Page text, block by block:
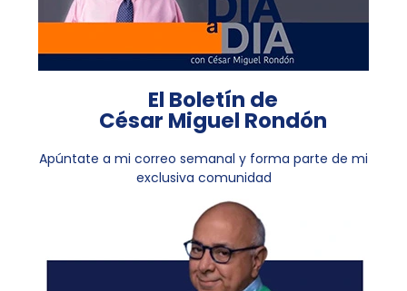
El Boletín de
César Miguel Rondón
Apúntate a mi correo semanal y forma parte de mi
exclusiva comunidad